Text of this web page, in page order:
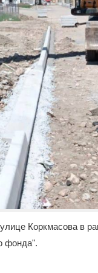
Коркмасова в
фонда".